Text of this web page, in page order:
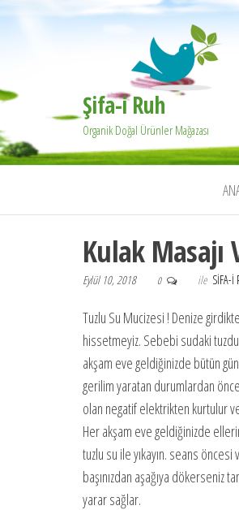
Şifa-i Ruh
Organik Doğal Ürünler Mağazası
Kulak Masajı
Eylül 10, 2018 0 ile SIFA-I
Tuzlu Su Mucizesi ! Denize
hissetmeyiz. Sebebi sudaki
akşam eve geldiğinizde bütün
gerilim yaratan durumlardan
olan negatif elektrikten kurtulur ve
Her akşam eve geldiğinizde
tuzlu su ile yıkayın. seans öncesi
başınızdan aşağıya dökerseniz
yarar sağlar.